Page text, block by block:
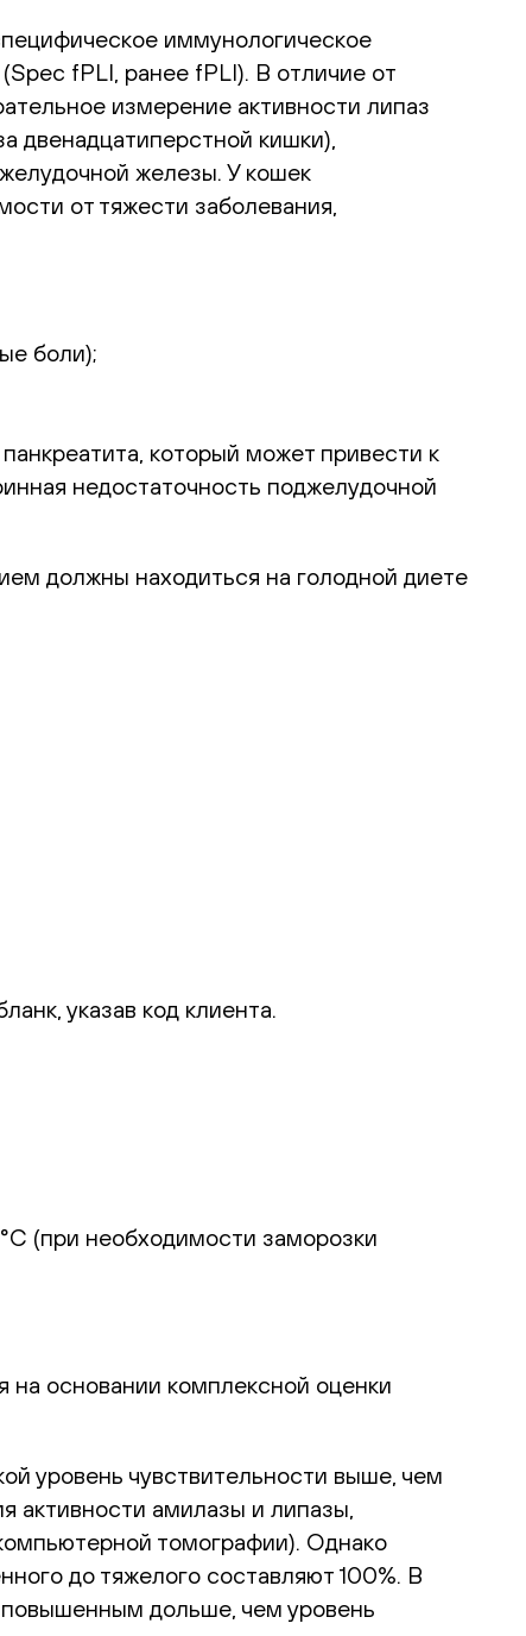
иммунологическое
fPLI, ранее fPLI). В отличие от
измерение активности липаз
двенадцатиперстной кишки),
железы. У кошек
от тяжести заболевания,
боли);
который может привести к
недостаточность поджелудочной
должны находиться на голодной диете
указав код клиента.
(при необходимости заморозки
на основании комплексной оценки
уровень чувствительности выше, чем
активности амилазы и липазы,
томографии). Однако
до тяжелого составляют 100%. В
повышенным дольше, чем уровень